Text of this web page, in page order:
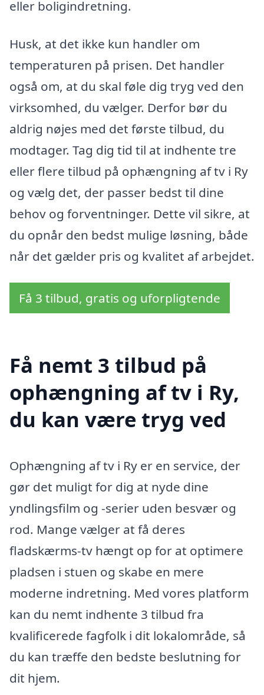
eller boligindretning.
Husk, at det ikke kun handler om
temperaturen på prisen. Det handler
også om, at du skal føle dig tryg ved den
virksomhed, du vælger. Derfor bør du
aldrig nøjes med det første tilbud, du
modtager. Tag dig tid til at indhente tre
eller flere tilbud på ophængning af tv i Ry
og vælg det, der passer bedst til dine
behov og forventninger. Dette vil sikre, at
du opnår den bedst mulige løsning, både
når det gælder pris og kvalitet af arbejdet.
Få 3 tilbud, gratis og uforpligtende
Få nemt 3 tilbud på
ophængning af tv i Ry,
du kan være tryg ved
Ophængning af tv i Ry er en service, der
gør det muligt for dig at nyde dine
yndlingsfilm og -serier uden besvær og
rod. Mange vælger at få deres
fladskærms-tv hængt op for at optimere
pladsen i stuen og skabe en mere
moderne indretning. Med vores platform
kan du nemt indhente 3 tilbud fra
kvalificerede fagfolk i dit lokalområde, så
du kan træffe den bedste beslutning for
dit hjem.